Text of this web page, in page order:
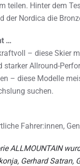
teilen. Hinter dem
der Nordica die
…
– diese Skier
Allround-
– diese Modelle
suchen.
Fahrer:innen,
ALLMOUNTAIN
Gerhard Satran,